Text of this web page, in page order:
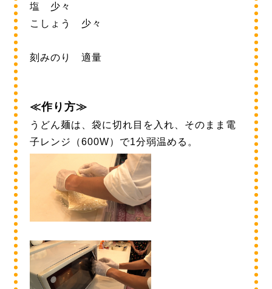
塩 少々
こしょう 少々
刻みのり 適量
≪作り方≫
うどん麺は、袋に切れ目を入れ、そのまま電
子レンジ（600W）で1分弱温める。